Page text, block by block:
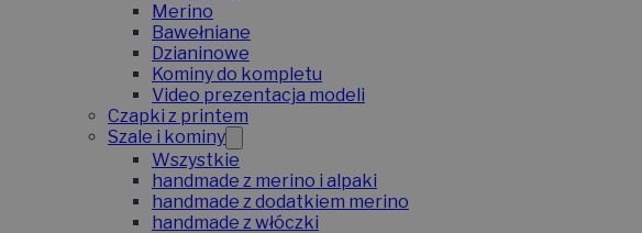
Merino
Bawełniane
Dzianinowe
Kominy do kompletu
Video prezentacja modeli
Czapki z printem
Szale i kominy
Wszystkie
handmade z merino i alpaki
handmade z dodatkiem merino
handmade z włóczki